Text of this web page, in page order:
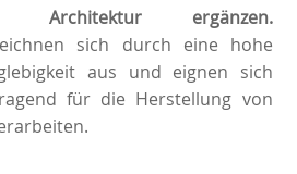
Architektur ergänzen.
sich durch eine hohe
aus und eignen sich
für die Herstellung von